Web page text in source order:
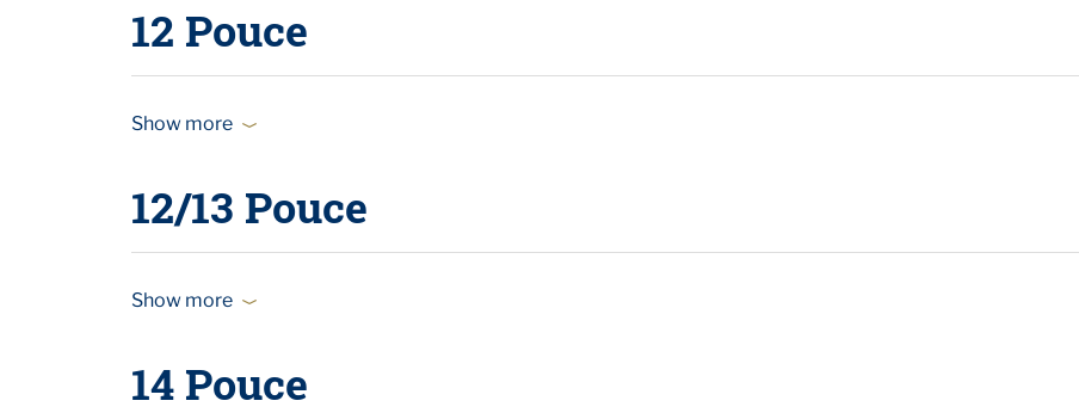
12 Pouce
Show more
12/13 Pouce
Show more
14 Pouce